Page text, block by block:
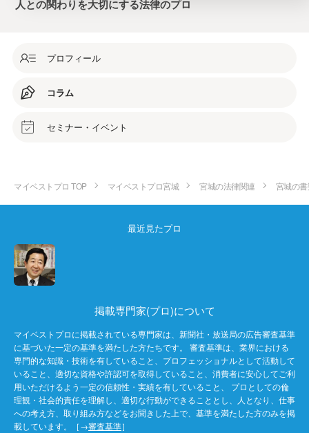
人との関わりを大切にする法律のプロ
プロフィール
コラム
セミナー・イベント
マイベストプロ TOP マイベストプロ宮城 宮城の法律関連 宮城の
最近見たプロ
掲載専門家(プロ)について
マイベストプロに掲載されている専門家は、新聞社・放送局の広告審査基準
に基づいた一定の基準を満たした方たちです。 審査基準は、業界における
専門的な知識・技術を有していること、プロフェッショナルとして活動して
いること、適切な資格や許認可を取得していること、消費者に安心してご利
用いただけるよう一定の信頼性・実績を有していること、 プロとしての倫
理観・社会的責任を理解し、適切な行動ができることとし、人となり、仕事
への考え方、取り組み方などをお聞きした上で、基準を満たした方のみを掲
載しています。［→審査基準］